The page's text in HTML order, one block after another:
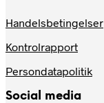
Handelsbetingelser
Kontrolrapport
Persondatapolitik
Social media